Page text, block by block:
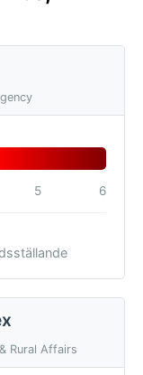
5 6
Rural Affairs